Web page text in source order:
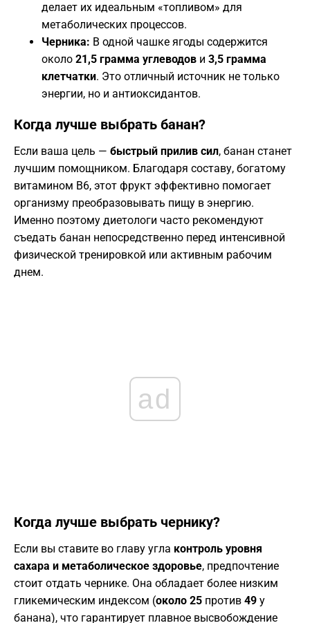
делает их идеальным «топливом» для
метаболических процессов.
Черника: В одной чашке ягоды содержится
около 21,5 грамма углеводов и 3,5 грамма
клетчатки. Это отличный источник не только
энергии, но и антиоксидантов.
​Когда лучше выбрать банан?
​Если ваша цель — быстрый прилив сил, банан станет
лучшим помощником. Благодаря составу, богатому
витамином B6, этот фрукт эффективно помогает
организму преобразовывать пищу в энергию.
Именно поэтому диетологи часто рекомендуют
съедать банан непосредственно перед интенсивной
физической тренировкой или активным рабочим
днем.
ad
​Когда лучше выбрать чернику?
​Если вы ставите во главу угла контроль уровня
сахара и метаболическое здоровье, предпочтение
стоит отдать чернике. Она обладает более низким
гликемическим индексом (около 25 против 49 у
банана), что гарантирует плавное высвобождение